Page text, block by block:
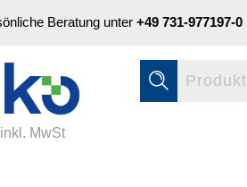
Beratung unter +49 731-977197-0
inkl. MwSt
Korrigieren